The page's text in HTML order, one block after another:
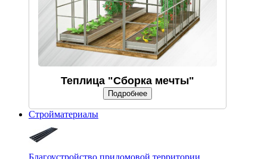
Теплица "Сборка мечты"
Подробнее
Стройматериалы
Благоустройство придомовой территории